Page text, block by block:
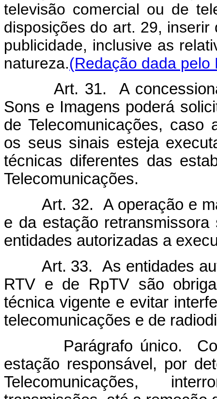
televisão comercial ou de
disposições do art. 29,
publicidade, inclusive as
natureza.(Redação dada pelo
Art. 31. A
Sons e Imagens poderá
de Telecomunicações, caso
os seus sinais esteja
técnicas diferentes das
Telecomunicações.
Art. 32. A operação e
e da estação
entidades autorizadas a
Art. 33. As entidades
RTV e de RpTV são
técnica vigente e evitar
telecomunicações e de
Parágrafo único.
estação responsável, por
Telecomunicações,